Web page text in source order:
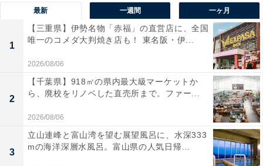
最新 一週間 一ヶ月
1
【三重県】伊勢名物「赤福」の直営店に、全国
唯一のコメダ大判焼き店も！ 東名阪・伊...
2026/08/06
2
【千葉県】918㎡の県内最大級マーケットか
ら、廃校をリノベした直売所まで。ファー...
2026/08/06
3
立山連峰と富山湾を望む展望風呂に、水深333
mの海洋深層水風呂。富山県の人気日帰...